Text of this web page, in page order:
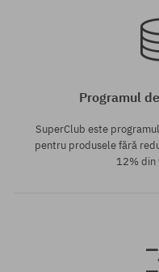
Programul
SuperClub este
pentru produsele fără
12% din